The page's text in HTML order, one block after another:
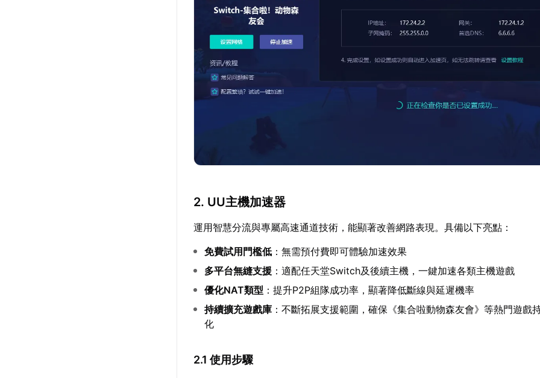
2. UU主機加速器
運用智慧分流與專屬高速通道技術，能顯著改善網路表現。具備以下亮點：
免費試用門檻低 ：無需預付費即可體驗加速效果
多平台無縫支援 ：適配任天堂Switch及後續主機，一鍵加速各類主機遊戲
優化NAT類型 ：提升P2P組隊成功率，顯著降低斷線與延遲機率
持續擴充遊戲庫 ：不斷拓展支援範圍，確保《集合啦動物森友會》等熱門遊戲
化
2.1 使用步驟